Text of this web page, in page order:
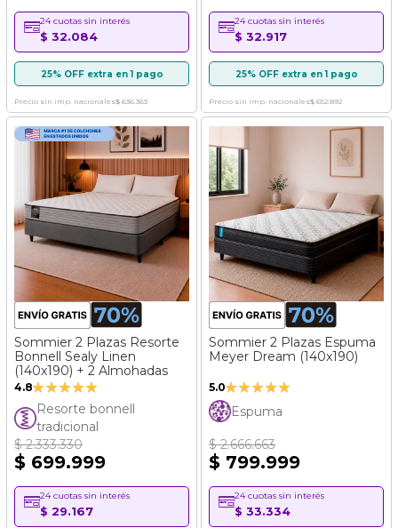
24 cuotas sin interés
$ 32.084
25% OFF extra en 1 pago
Precio sin imp. nacionales$ 636.363
24 cuotas sin interés
$ 32.917
25% OFF extra en 1 pago
Precio sin imp. nacionales$ 652.892
Sommier 2 Plazas Resorte
Bonnell Sealy Linen
(140x190) + 2 Almohadas
4.8Valoración:
95%
Resorte bonnell
tradicional
$ 2.333.330
$ 699.999
24 cuotas sin interés
$ 29.167
Sommier 2 Plazas Espuma
Meyer Dream (140x190)
5.0Valoración:
99%
Espuma
$ 2.666.663
$ 799.999
24 cuotas sin interés
$ 33.334